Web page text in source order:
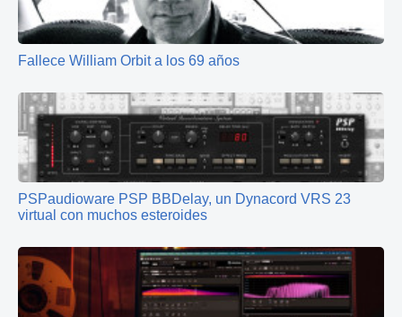
Fallece William Orbit a los 69 años
PSPaudioware PSP BBDelay, un Dynacord VRS 23
virtual con muchos esteroides